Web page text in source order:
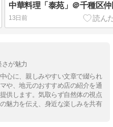
中華料理「泰苑」＠千種区仲
13日前
が魅力
心に、親しみやすい文章で綴られ
や、地元のおすすめ店の紹介を通
供します。気取らず自然体の視点
魅力を伝え、身近な楽しみを共有